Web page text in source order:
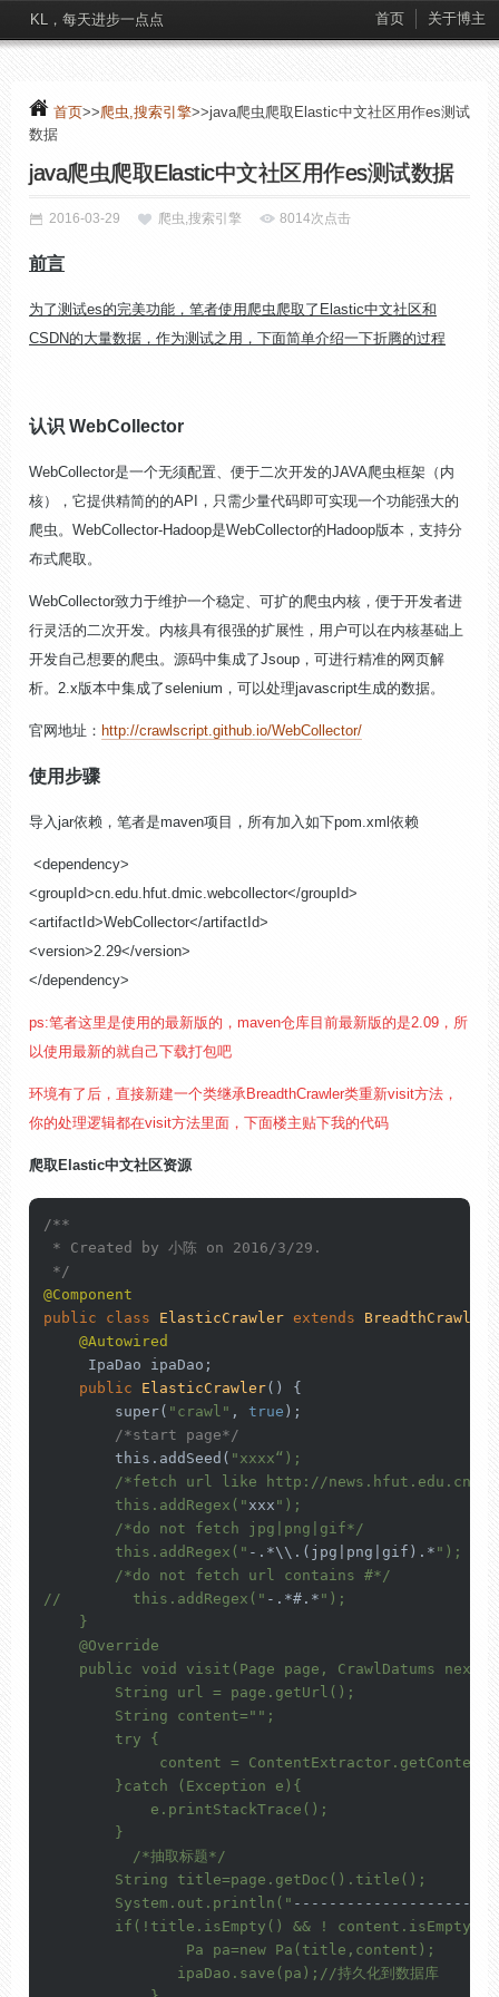
KL，每天进步一点点 首页 关于博主
首页>>爬虫,搜索引擎>>java爬虫爬取Elastic中文社区用作es测试
数据
java爬虫爬取Elastic中文社区用作es测试数据
2016-03-29 爬虫,搜索引擎 8014次点击
前言
为了测试es的完美功能，笔者使用爬虫爬取了Elastic中文社区和
CSDN的大量数据，作为测试之用，下面简单介绍一下折腾的过程
认识 WebCollector
WebCollector是一个无须配置、便于二次开发的JAVA爬虫框架（内
核），它提供精简的的API，只需少量代码即可实现一个功能强大的
爬虫。WebCollector-Hadoop是WebCollector的Hadoop版本，支持分
布式爬取。
WebCollector致力于维护一个稳定、可扩的爬虫内核，便于开发者进
行灵活的二次开发。内核具有很强的扩展性，用户可以在内核基础上
开发自己想要的爬虫。源码中集成了Jsoup，可进行精准的网页解
析。2.x版本中集成了selenium，可以处理javascript生成的数据。
官网地址： http://crawlscript.github.io/WebCollector/
使用步骤
导入jar依赖，笔者是maven项目，所有加入如下pom.xml依赖
<dependency>
<groupId>cn.edu.hfut.dmic.webcollector</groupId>
<artifactId>WebCollector</artifactId>
<version>2.29</version>
</dependency>
ps:笔者这里是使用的最新版的，maven仓库目前最新版的是2.09，所
以使用最新的就自己下载打包吧
环境有了后，直接新建一个类继承BreadthCrawler类重新visit方法，
你的处理逻辑都在visit方法里面，下面楼主贴下我的代码
爬取Elastic中文社区资源
/**
* Created by 小陈 on 2016/3/29.
*/
@Component
public
class ElasticCrawler extends BreadthCrawler
@Autowired
     IpaDao ipaDao;
public
ElasticCrawler()
{
super( "crawl" , true );
/*start page*/
this .addSeed( "xxxx“);
/*fetch url like http://news.hfut.edu.cn/
        this.addRegex("
xxx ");
        /*do not fetch jpg|png|gif*/
        this.addRegex("
-.*\\.(jpg|png|gif).* ");
        /*do not fetch url contains #*/
//        this.addRegex(" -.*#.* ");
    }
    @Override
public void visit(Page page, CrawlDatums next)
        String url = page.getUrl();
        String content="
";
        try {
content =
        }catch (Exception e){
            e.printStackTrace();
        }
          /*抽取标题*/
        String title=page.getDoc().title();
        System.out.println("
-------------------->
if(!title.isEmpty() && !
                Pa pa=new Pa(title,content);
               ipaDao.save(pa);//持久化到数据库